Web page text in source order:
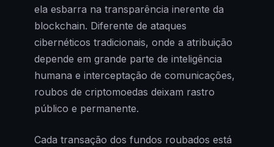
ela esbarra na transparência inerente da
blockchain. Diferente de ataques
cibernéticos tradicionais, onde a atribuição
depende em grande parte de inteligência
humana e interceptação de comunicações,
roubos de criptomoedas deixam rastro
público e permanente.
Cada transação dos fundos roubados está